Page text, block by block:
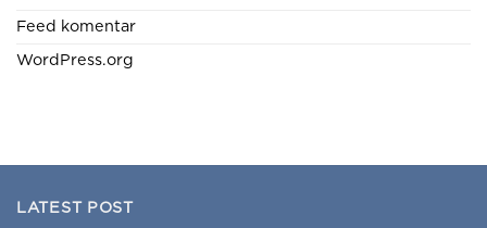
Feed komentar
WordPress.org
LATEST POST